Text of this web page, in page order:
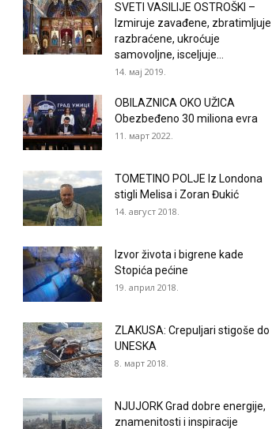
SVETI VASILIJE OSTROŠKI –
Izmiruje zavađene, zbratimljuje
razbraćene, ukroćuje
samovoljne, isceljuje...
14. мај 2019.
OBILAZNICA OKO UŽICA
Obezbeđeno 30 miliona evra
11. март 2022.
TOMETINO POLJE Iz Londona
stigli Melisa i Zoran Đukić
14. август 2018.
Izvor života i bigrene kade
Stopića pećine
19. април 2018.
ZLAKUSA: Crepuljari stigoše do
UNESKA
8. март 2018.
NJUJORK Grad dobre energije,
znamenitosti i inspiracije